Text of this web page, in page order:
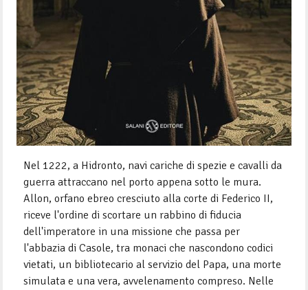
Nel 1222, a Hidronto, navi cariche di spezie e cavalli da
guerra attraccano nel porto appena sotto le mura.
Allon, orfano ebreo cresciuto alla corte di Federico II,
riceve l'ordine di scortare un rabbino di fiducia
dell'imperatore in una missione che passa per
l'abbazia di Casole, tra monaci che nascondono codici
vietati, un bibliotecario al servizio del Papa, una morte
simulata e una vera, avvelenamento compreso. Nelle